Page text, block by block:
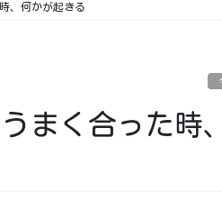
、何かが起きる
まく合った時